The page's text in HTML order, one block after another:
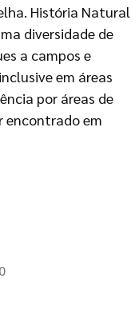
História Natural
diversidade de
a campos e
em áreas
por áreas de
encontrado em